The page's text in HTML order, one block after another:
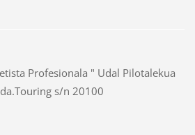
Profesionala " Udal Pilotalekua
s/n 20100